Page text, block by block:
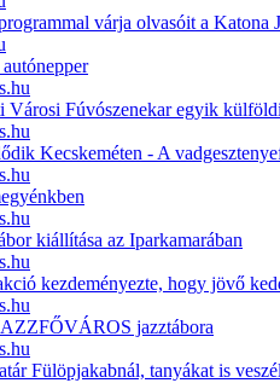
várja olvasóit a Katona
Fúvószenekar egyik
Kecskeméten - A
kiállítása az Iparkamarában
kezdeményezte, hogy jövő
jazztábora
Fülöpjakabnál, tanyákat is